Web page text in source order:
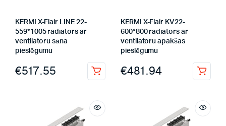
KERMI X-Flair LINE 22-
559*1005 radiators ar
ventilatoru sāna
pieslēgumu
€517.55
KERMI X-Flair KV22-
600*800 radiators ar
ventilatoru apakšas
pieslēgumu
€481.94